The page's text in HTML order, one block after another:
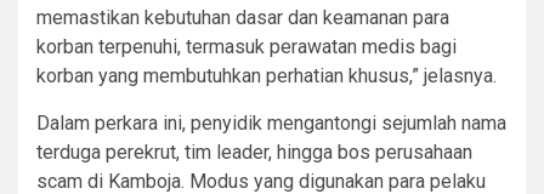
memastikan kebutuhan dasar dan keamanan para
korban terpenuhi, termasuk perawatan medis bagi
korban yang membutuhkan perhatian khusus,” jelasnya.
Dalam perkara ini, penyidik mengantongi sejumlah nama
terduga perekrut, tim leader, hingga bos perusahaan
scam di Kamboja. Modus yang digunakan para pelaku